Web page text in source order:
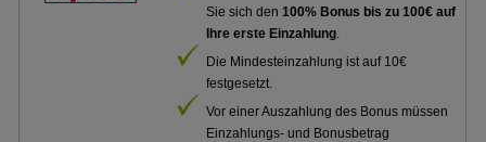
Sie sich den100% Bonus bis zu 100€ auf
Ihre erste Einzahlung.
Die Mindesteinzahlung ist auf 10€
festgesetzt.
Vor einer Auszahlung des Bonus müssen
Einzahlungs- und Bonusbetrag